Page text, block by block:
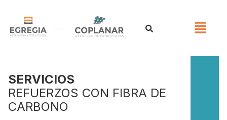
SERVICIOS
REFUERZOS CON FIBRA DE
CARBONO